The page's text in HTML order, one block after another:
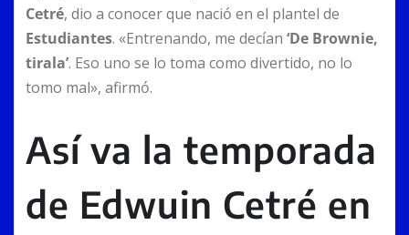
Cetré, dio a conocer que nació en el plantel de
Estudiantes. «Entrenando, me decían ‘De Brownie,
tirala’. Eso uno se lo toma como divertido, no lo
tomo mal», afirmó.
Así va la temporada
de Edwuin Cetré en